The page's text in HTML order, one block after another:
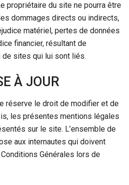
propriétaire du site ne pourra être
dommages directs ou indirects,
matériel, pertes de données
financier, résultant de
de sites qui lui sont liés.
À JOUR
réserve le droit de modifier et de
les présentes mentions légales
sur le site. L’ensemble de
aux internautes qui doivent
Générales lors de